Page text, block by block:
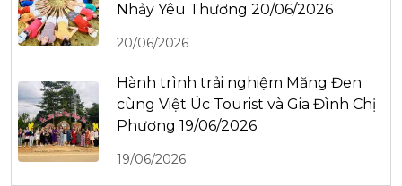
Nhảy Yêu Thương 20/06/2026
20/06/2026
Hành trình trải nghiệm Măng Đen
cùng Việt Úc Tourist và Gia Đình Chị
Phương 19/06/2026
19/06/2026